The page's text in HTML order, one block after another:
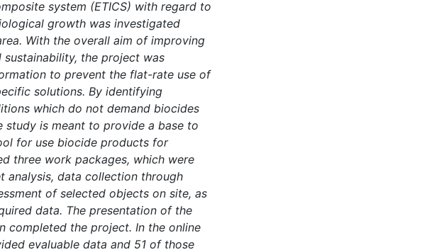
system (ETICS) with regard to
growth was investigated
With the overall aim of improving
the project was
to prevent the flat-rate use of
solutions. By identifying
which do not demand biocides
is meant to provide a base to
for use biocide products for
three work packages, which were
analysis, data collection through
of selected objects on site, as
data. The presentation of the
completed the project. In the online
evaluable data and 51 of those